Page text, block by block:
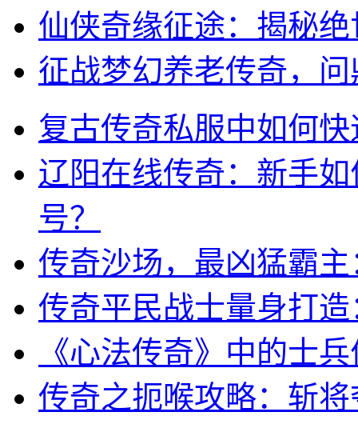
仙侠奇缘征途：揭秘
征战梦幻养老传奇，
复古传奇私服中如何
辽阳在线传奇：新手
号？
传奇沙场，最凶猛霸
传奇平民战士量身打
《心法传奇》中的士
传奇之扼喉攻略：斩